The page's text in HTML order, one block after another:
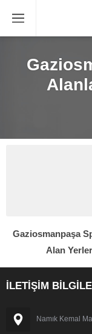
Gaziosmanpaşa
Alan Yerler
İLETİŞİM
Namık Kemal